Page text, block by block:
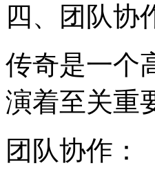
四、团队协
传奇是一个
演着至关重
团队协作：